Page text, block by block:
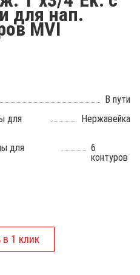
для нап.
MVI
В пути
для
Нержавейка
для
6
контуров